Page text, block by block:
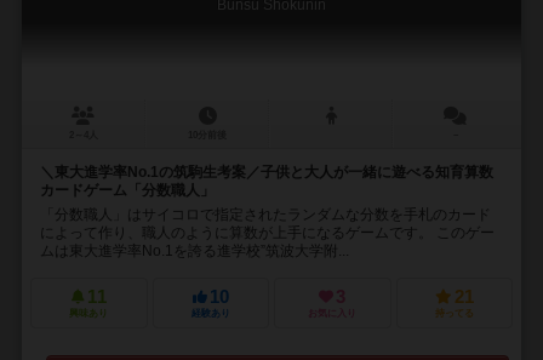
Bunsu Shokunin
＼東大進学率No.1の筑駒生考案／子供と大人が一緒に遊べる知育算数
カードゲーム「分数職人」
「分数職人」はサイコロで指定されたランダムな分数を手札のカード
によって作り、職人のように算数が上手になるゲームです。 このゲー
ムは東大進学率No.1を誇る進学校”筑波大学附...
11
興味あり
10
経験あり
3
お気に入り
21
持ってる